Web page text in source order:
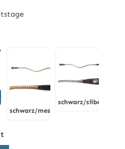
nicht verfügbar.)
silber
schwarz/messing
schwarz/silber